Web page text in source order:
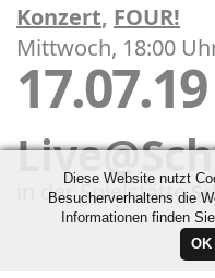
Konzert, FOUR!
Mittwoch, 18:00
17.07.19
in der Spielstätte
Diese Website nutzt
Besucherverhaltens die
Informationen finden